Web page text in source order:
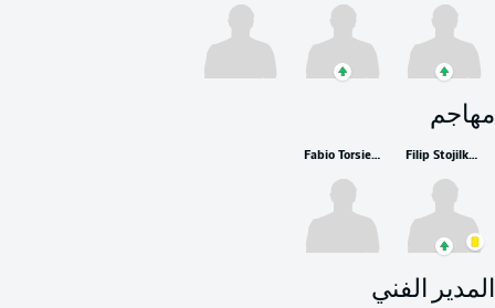
مهاجم
Filip Stojilkovic
Fabio Torsiello
المدير الفني